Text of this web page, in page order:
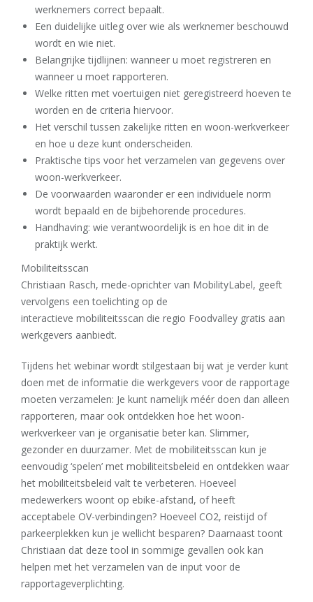
werknemers correct bepaalt.
Een duidelijke uitleg over wie als werknemer beschouwd
wordt en wie niet.
Belangrijke tijdlijnen: wanneer u moet registreren en
wanneer u moet rapporteren.
Welke ritten met voertuigen niet geregistreerd hoeven te
worden en de criteria hiervoor.
Het verschil tussen zakelijke ritten en woon-werkverkeer
en hoe u deze kunt onderscheiden.
Praktische tips voor het verzamelen van gegevens over
woon-werkverkeer.
De voorwaarden waaronder er een individuele norm
wordt bepaald en de bijbehorende procedures.
Handhaving: wie verantwoordelijk is en hoe dit in de
praktijk werkt.
Mobiliteitsscan
Christiaan Rasch, mede-oprichter van MobilityLabel, geeft
vervolgens een toelichting op de
interactieve mobiliteitsscan die regio Foodvalley gratis aan
werkgevers aanbiedt.
Tijdens het webinar wordt stilgestaan bij wat je verder kunt
doen met de informatie die werkgevers voor de rapportage
moeten verzamelen: Je kunt namelijk méér doen dan alleen
rapporteren, maar ook ontdekken hoe het woon-
werkverkeer van je organisatie beter kan. Slimmer,
gezonder en duurzamer. Met de mobiliteitsscan kun je
eenvoudig ‘spelen’ met mobiliteitsbeleid en ontdekken waar
het mobiliteitsbeleid valt te verbeteren. Hoeveel
medewerkers woont op ebike-afstand, of heeft
acceptabele OV-verbindingen? Hoeveel CO2, reistijd of
parkeerplekken kun je wellicht besparen? Daarnaast toont
Christiaan dat deze tool in sommige gevallen ook kan
helpen met het verzamelen van de input voor de
rapportageverplichting.